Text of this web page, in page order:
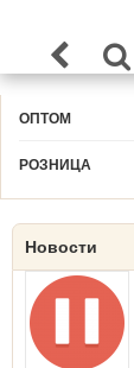
ОПТОМ
РОЗНИЦА
Новости